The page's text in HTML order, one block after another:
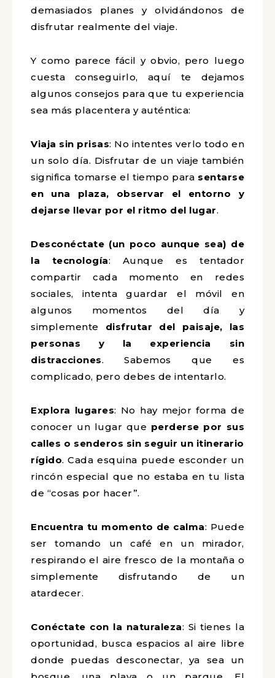
demasiados planes y olvidándonos de
disfrutar realmente del viaje.
Y como parece fácil y obvio, pero luego
cuesta conseguirlo, aquí te dejamos
algunos consejos para que tu experiencia
sea más placentera y auténtica:
Viaja sin prisas: No intentes verlo todo en
un solo día. Disfrutar de un viaje también
significa tomarse el tiempo para sentarse
en una plaza, observar el entorno y
dejarse llevar por el ritmo del lugar.
Desconéctate (un poco aunque sea) de
la tecnología: Aunque es tentador
compartir cada momento en redes
sociales, intenta guardar el móvil en
algunos momentos del día y
simplemente disfrutar del paisaje, las
personas y la experiencia sin
distracciones. Sabemos que es
complicado, pero debes de intentarlo.
Explora lugares: No hay mejor forma de
conocer un lugar que perderse por sus
calles o senderos sin seguir un itinerario
rígido. Cada esquina puede esconder un
rincón especial que no estaba en tu lista
de “cosas por hacer”.
Encuentra tu momento de calma: Puede
ser tomando un café en un mirador,
respirando el aire fresco de la montaña o
simplemente disfrutando de un
atardecer.
Conéctate con la naturaleza: Si tienes la
oportunidad, busca espacios al aire libre
donde puedas desconectar, ya sea un